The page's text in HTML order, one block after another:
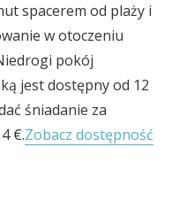
spacerem od plaży i
w otoczeniu
pokój
jest dostępny od 12
śniadanie za
€.Zobacz dostępność